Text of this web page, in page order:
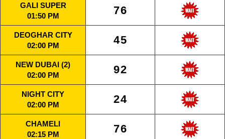
GALI SUPER
01:50 PM
76
DEOGHAR CITY
02:00 PM
45
NEW DUBAI (2)
02:00 PM
92
NIGHT CITY
02:00 PM
24
CHAMELI
02:15 PM
76